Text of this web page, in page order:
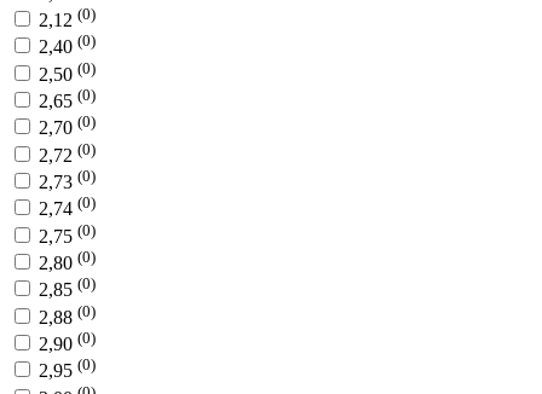
2,12 (0)
2,40 (0)
2,50 (0)
2,65 (0)
2,70 (0)
2,72 (0)
2,73 (0)
2,74 (0)
2,75 (0)
2,80 (0)
2,85 (0)
2,88 (0)
2,90 (0)
2,95 (0)